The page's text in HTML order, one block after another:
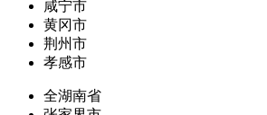
咸宁市
黄冈市
荆州市
孝感市
全湖南省